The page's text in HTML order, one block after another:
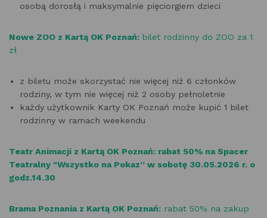
osobą dorosłą i maksymalnie pięciorgiem dzieci
Nowe ZOO z Kartą OK Poznań: bilet rodzinny do ZOO za 1
zł
z biletu może skorzystać nie więcej niż 6 członków
rodziny, w tym nie więcej niż 2 osoby pełnoletnie
każdy użytkownik Karty OK Poznań może kupić 1 bilet
rodzinny w ramach weekendu
Teatr Animacji z Kartą OK Poznań: rabat 50% na Spacer
Teatralny "Wszystko na Pokaz” w sobotę 30.05.2026 r. o
godz.14.30
Brama Poznania z Kartą OK Poznań: rabat 50% na zakup